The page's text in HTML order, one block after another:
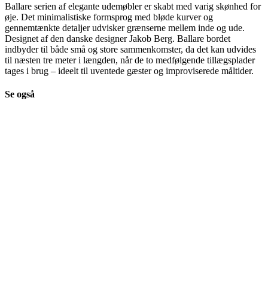
Ballare serien af elegante udemøbler er skabt med varig skønhed for
øje. Det minimalistiske formsprog med bløde kurver og
gennemtænkte detaljer udvisker grænserne mellem inde og ude.
Designet af den danske designer Jakob Berg. Ballare bordet
indbyder til både små og store sammenkomster, da det kan udvides
til næsten tre meter i længden, når de to medfølgende tillægsplader
tages i brug – ideelt til uventede gæster og improviserede måltider.
Se også